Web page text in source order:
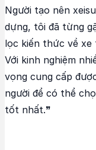
Người tạo nên
dựng, tôi đã từng
lọc kiến thức về xe
Với kinh nghiệm
vọng cung cấp
người để có thể
tốt nhất.❞